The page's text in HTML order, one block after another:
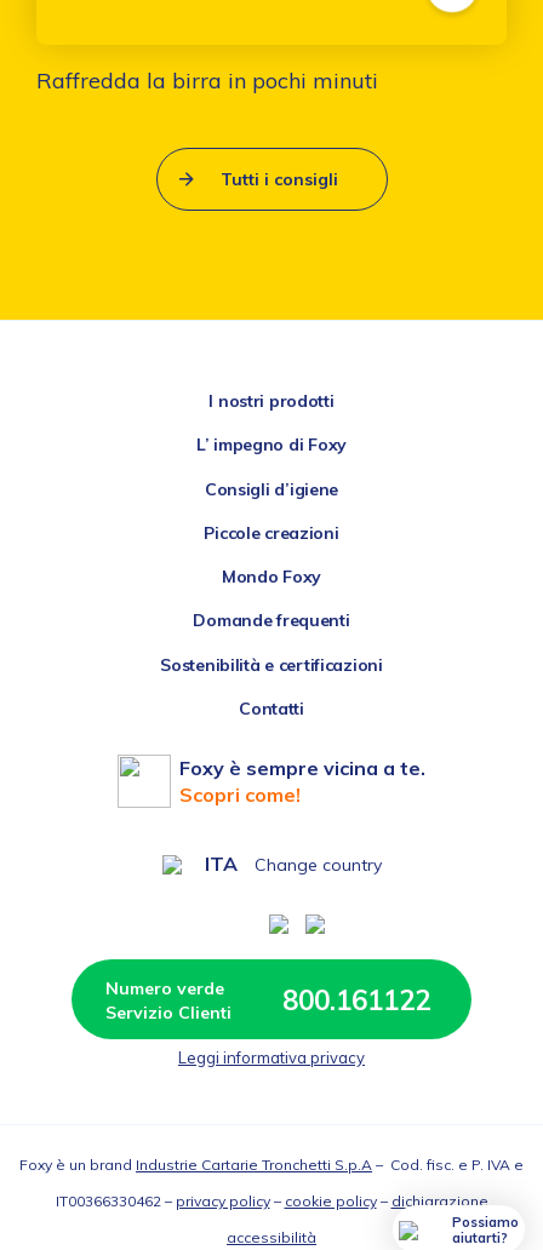
Raffredda la birra in pochi minuti
Tutti i consigli
I nostri prodotti
L’ impegno di Foxy
Consigli d’igiene
Piccole creazioni
Mondo Foxy
Domande frequenti
Sostenibilità e certificazioni
Contatti
Foxy è sempre vicina a te.
Scopri come!
ITA Change country
Numero verde
800.161122
Leggi informativa privacy
Foxy è un brand Industrie Cartarie Tronchetti S.p.A – Cod. fisc. e P. IVA e
IT00366330462 – privacy policy– cookie policy– dichiarazione
accessibilità
Possiamo
aiutarti?